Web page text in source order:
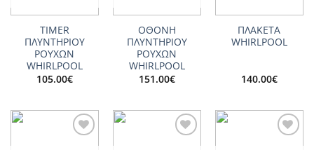
TIMER
ΠΛΥΝΤΗΡΙΟΥ
ΡΟΥΧΩΝ
WHIRLPOOL
105.00€
ΟΘΟΝΗ
ΠΛΥΝΤΗΡΙΟΥ
ΡΟΥΧΩΝ
WHIRLPOOL
151.00€
ΠΛΑΚΕΤΑ
WHIRLPOOL
140.00€